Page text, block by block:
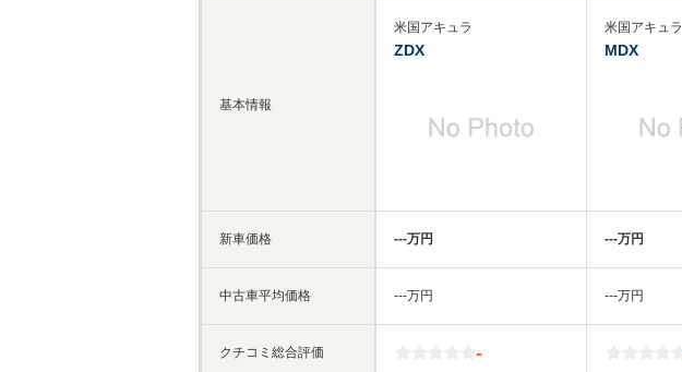
基本情報
新車価格
中古車平均価格
クチコミ総合評価
米国アキュラ
ZDX
‐‐‐万円
‐‐‐万円
-
米国アキュラ
MDX
‐‐‐万円
‐‐‐万円